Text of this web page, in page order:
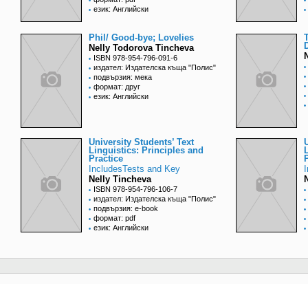
език: Английски
Phil/ Good-bye; Lovelies
Nelly Todorova Tincheva
ISBN 978-954-796-091-6
издател: Издателска къща "Полис"
подвързия: мека
формат: друг
език: Английски
University Students’ Text
Linguistics: Principles and
Practice
IncludesTests and Key
Nelly Tincheva
ISBN 978-954-796-106-7
издател: Издателска къща "Полис"
подвързия: e-book
формат: pdf
език: Английски